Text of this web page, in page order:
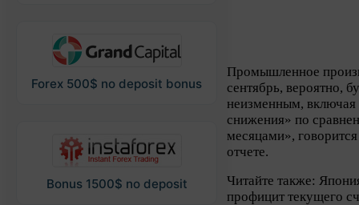
Forex 500$ no deposit bonus
Bonus 1500$ no deposit
Промышленное
сентябрь, вероятно,
неизменным,
снижения» по
месяцами»,
отчете.
Читайте также:
профицит текущего